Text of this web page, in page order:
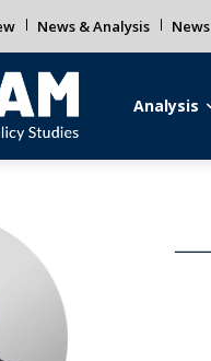
News & Analysis News
Analysis